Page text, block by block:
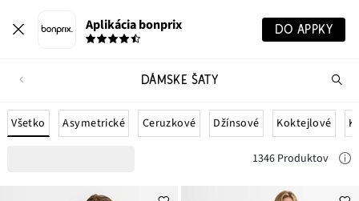
Aplikácia bonprix DO APPKY
DÁMSKE ŠATY
Všetko Asymetrické Ceruzkové Džínsové Koktejlové
1346 Produktov